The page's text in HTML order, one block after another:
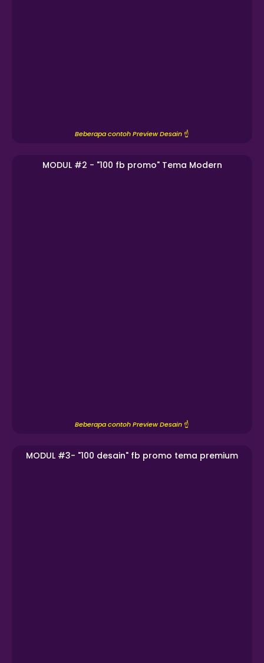
Beberapa contoh Preview Desain ☝️
MODUL #2 - "100 fb promo" Tema Modern
Beberapa contoh Preview Desain ☝️
MODUL #3- "100 desain" fb promo tema premium